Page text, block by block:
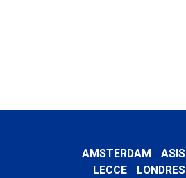
AMSTERDAM ASIS
LECCE
LONDRES